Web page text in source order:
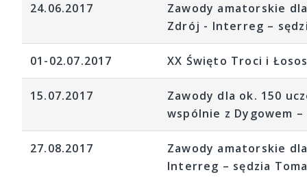
24.06.2017
Zawody amatorskie
Zdrój - Interreg –
01-02.07.2017 XX Święto Troci i
15.07.2017
Zawody dla ok. 150
wspólnie z Dygowem
27.08.2017
Zawody amatorskie
Interreg – sędzia